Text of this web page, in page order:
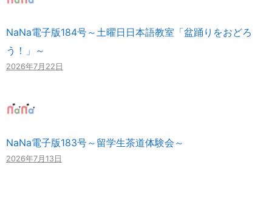
NaNa電子版184号～土曜日日本語教室「盆踊りをおどろ
う！」～
2026年7月22日
NaNa電子版183号～留学生茶道体験会～
2026年7月13日